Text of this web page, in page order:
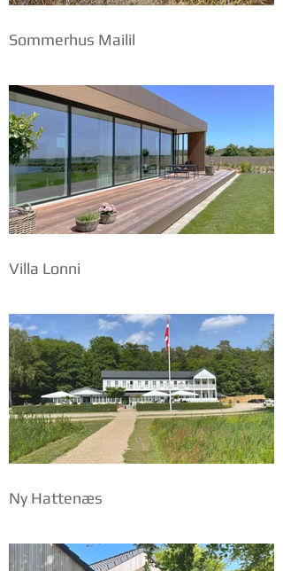
Sommerhus Mailil
Villa Lonni
Ny Hattenæs